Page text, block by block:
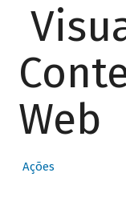
Web
Ações